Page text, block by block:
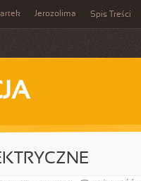
Jerozolima Spis Treści